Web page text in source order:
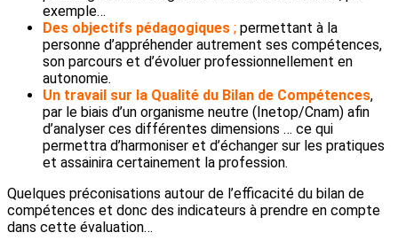
exemple…
Des objectifs pédagogiques ; permettant à la
personne d’appréhender autrement ses compétences,
son parcours et d’évoluer professionnellement en
autonomie.
Un travail sur la Qualité du Bilan de Compétences,
par le biais d’un organisme neutre (Inetop/Cnam) afin
d’analyser ces différentes dimensions … ce qui
permettra d’harmoniser et d’échanger sur les pratiques
et assainira certainement la profession.
Quelques préconisations autour de l’efficacité du bilan de
compétences et donc des indicateurs à prendre en compte
dans cette évaluation…